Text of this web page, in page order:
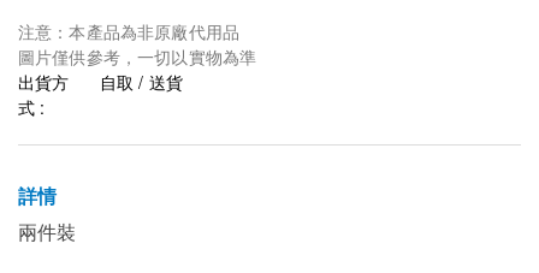
注意：本產品為非原廠代用品
圖片僅供參考，一切以實物為準
出貨方
式 :
自取 / 送貨
詳情
兩件裝